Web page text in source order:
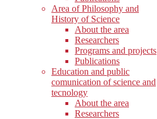
Area of Philosophy and
History of Science
About the area
Researchers
Programs and projects
Publications
Education and public
comunication of science and
tecnology
About the area
Researchers